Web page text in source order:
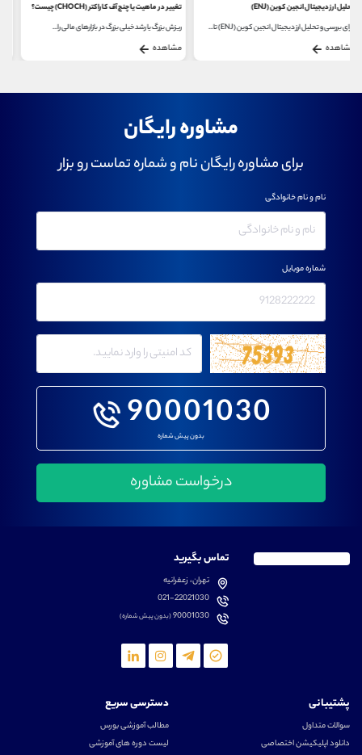
تغییر در ماهیت یا چنج آف کاراکتر (CHOCH) چیست؟
ریزش بزرگ یا رشد خیلی بزرگ در بازارهای مالی را...
مشاهده
بازی کریزی دیفنس هیرو (Crazy Defense Heroes)
مشاهده
مشاوره رایگان
برای مشاوره رایگان نام و شماره تماست رو بزار
90001030
بدون پیش شماره
نام و نام خانوادگی
شماره موبایل
تماس بگیرید
تهران، زعفرانیه
021-22021030
90001030(بدون پیش شماره)
پشتیبانی
سوالات متداول
دانلود اپلیکیشن اختصاصی
دسترسی سریع
مطالب آموزشی بورس
لیست دوره های آموزشی